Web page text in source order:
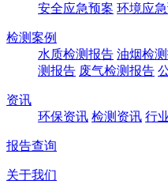
安全应急预案 环境应
检测案例
水质检测报告 油烟检
测报告 废气检测报告
资讯
环保资讯 检测资讯 行
报告查询
关于我们